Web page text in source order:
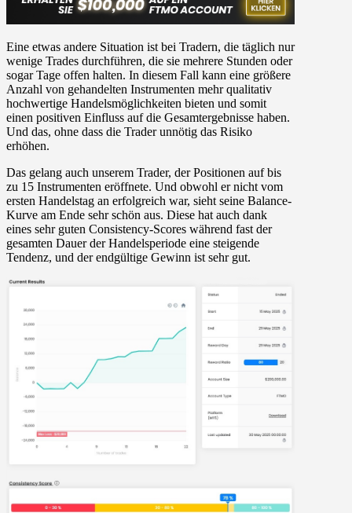
Eine etwas andere Situation ist bei Tradern, die täglich nur
wenige Trades durchführen, die sie mehrere Stunden oder
sogar Tage offen halten. In diesem Fall kann eine größere
Anzahl von gehandelten Instrumenten mehr qualitativ
hochwertige Handelsmöglichkeiten bieten und somit
einen positiven Einfluss auf die Gesamtergebnisse haben.
Und das, ohne dass die Trader unnötig das Risiko
erhöhen.
Das gelang auch unserem Trader, der Positionen auf bis
zu 15 Instrumenten eröffnete. Und obwohl er nicht vom
ersten Handelstag an erfolgreich war, sieht seine Balance-
Kurve am Ende sehr schön aus. Diese hat auch dank
eines sehr guten Consistency-Scores während fast der
gesamten Dauer der Handelsperiode eine steigende
Tendenz, und der endgültige Gewinn ist sehr gut.